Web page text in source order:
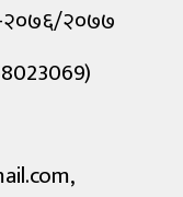
२०७६/२०७७
,